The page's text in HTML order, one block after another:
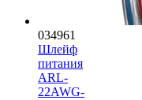
034961
Шлейф
питания
ARL-
22AWG-